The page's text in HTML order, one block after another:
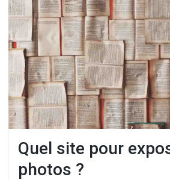
Quel site pour
photos ?